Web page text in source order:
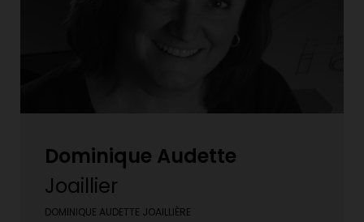
Dominique Audette
Joaillier
DOMINIQUE AUDETTE JOAILLIÈRE